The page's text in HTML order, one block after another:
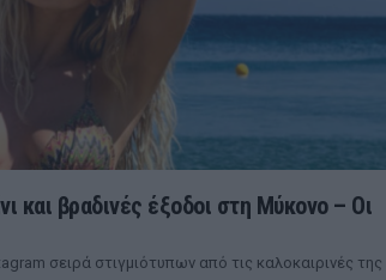
και βραδινές έξοδοι στη Μύκονο – Οι
σειρά στιγμιότυπων από τις καλοκαιρινές της